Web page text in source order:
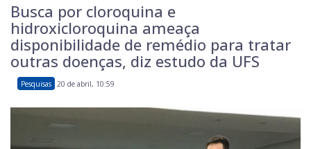
Busca por cloroquina e
hidroxicloroquina ameaça
disponibilidade de remédio para tratar
outras doenças, diz estudo da UFS
Pesquisas 20 de abril, 10:59